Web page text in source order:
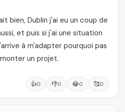
bien, Dublin j'ai eu un coup de
et puis si j'ai une situation
à m'adapter pourquoi pas
un projet.
👍0 👎0 😂0 🥰0